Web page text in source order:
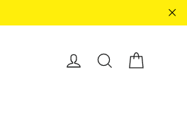
EinloggenBuscar en